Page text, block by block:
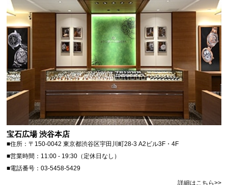
宝石広場 渋谷本店
■住所：〒150-0042 東京都渋谷区宇田川町28-3 A2ビル3F・4F
■営業時間：11:00 - 19:30（定休日なし）
■電話番号：03-5458-5429
詳細はこちら>>